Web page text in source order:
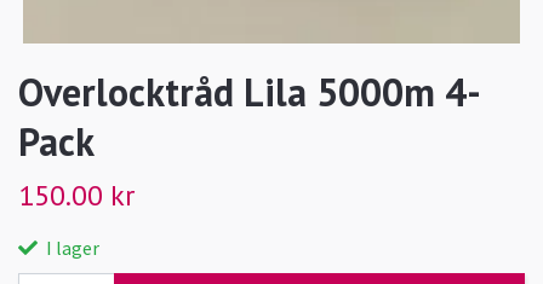
Overlocktråd Lila 5000m 4-
Pack
150.00 kr
I lager